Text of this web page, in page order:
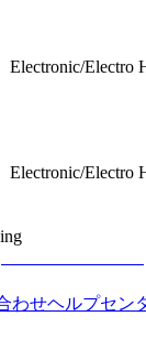
Electronic/Electro
Electronic/Electro
わせヘルプセン